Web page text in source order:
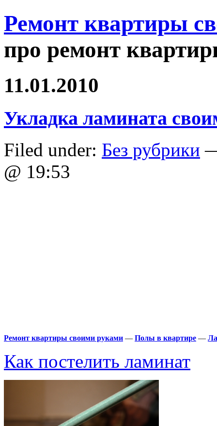
Ремонт квартиры
про ремонт
11.01.2010
Укладка ламината
Filed under: Без рубрики
@ 19:53
Ремонт квартиры своими руками — Полы в квартире —
Как постелить ламинат